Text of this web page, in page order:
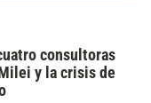
consultoras
y la crisis de